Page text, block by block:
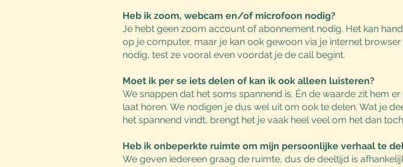
Heb ik zoom, webcam en/of microfoon nodig?
Je hebt geen zoom account of abonnement nodig. Het kan
op je computer, maar je kan ook gewoon via je internet
nodig, test ze vooral even voordat je de call begint.
Moet ik per se iets delen of kan ik ook alleen luisteren?
We snappen dat het soms spannend is. Én de waarde zit hem
laat horen. We nodigen je dus wel uit om ook te delen. Wat je
het spannend vindt, brengt het je vaak heel veel om het dan
Heb ik onbeperkte ruimte om mijn persoonlijke verhaal te
We geven iedereen graag de ruimte, dus de deeltijd is